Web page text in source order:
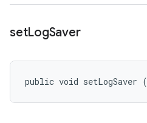
setLogSaver
public void setLogSaver (